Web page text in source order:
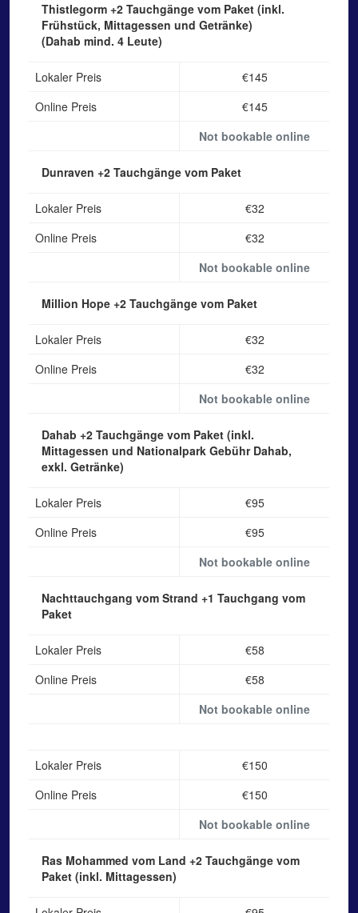
Thistlegorm +2 Tauchgänge vom Paket (inkl.
Frühstück, Mittagessen und Getränke)
(Dahab mind. 4 Leute)
Lokaler Preis
€145
Online Preis
€145
Not bookable online
Dunraven +2 Tauchgänge vom Paket
Lokaler Preis
€32
Online Preis
€32
Not bookable online
Million Hope +2 Tauchgänge vom Paket
Lokaler Preis
€32
Online Preis
€32
Not bookable online
Dahab +2 Tauchgänge vom Paket (inkl.
Mittagessen und Nationalpark Gebühr Dahab,
exkl. Getränke)
Lokaler Preis
€95
Online Preis
€95
Not bookable online
Nachttauchgang vom Strand +1 Tauchgang vom
Paket
Lokaler Preis
€58
Online Preis
€58
Not bookable online
Lokaler Preis
€150
Online Preis
€150
Not bookable online
Ras Mohammed vom Land +2 Tauchgänge vom
Paket (inkl. Mittagessen)